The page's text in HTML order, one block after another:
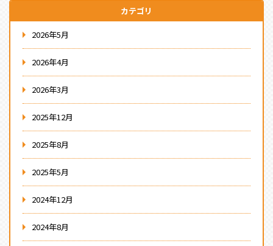
カテゴリ
2026年5月
2026年4月
2026年3月
2025年12月
2025年8月
2025年5月
2024年12月
2024年8月